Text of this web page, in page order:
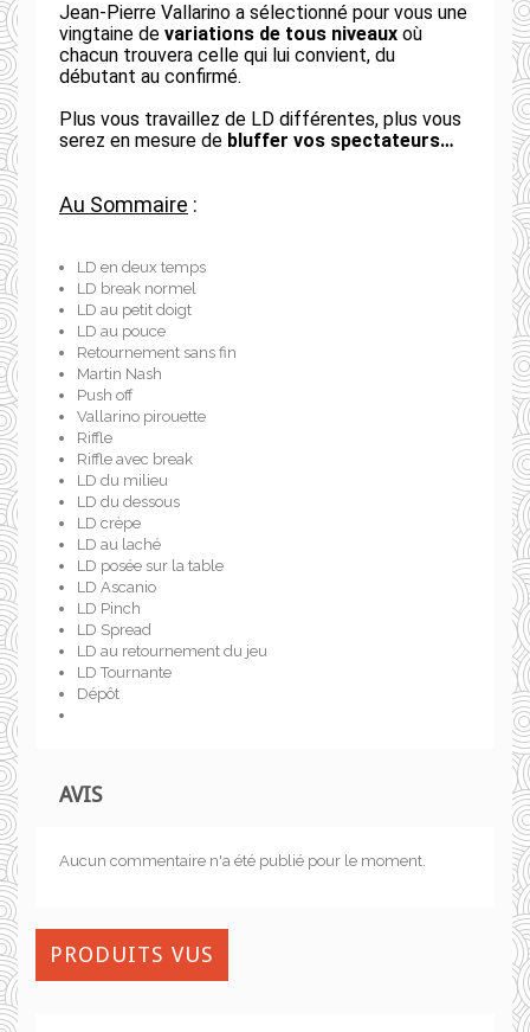
Jean-Pierre Vallarino a sélectionné pour vous une
vingtaine de variations de tous niveaux où
chacun trouvera celle qui lui convient, du
débutant au confirmé.
Plus vous travaillez de LD différentes, plus vous
serez en mesure de bluffer vos spectateurs…
Au Sommaire :
LD en deux temps
LD break normel
LD au petit doigt
LD au pouce
Retournement sans fin
Martin Nash
Push off
Vallarino pirouette
Riffle
Riffle avec break
LD du milieu
LD du dessous
LD crèpe
LD au laché
LD posée sur la table
LD Ascanio
LD Pinch
LD Spread
LD au retournement du jeu
LD Tournante
Dépôt
AVIS
Aucun commentaire n'a été publié pour le moment.
PRODUITS VUS